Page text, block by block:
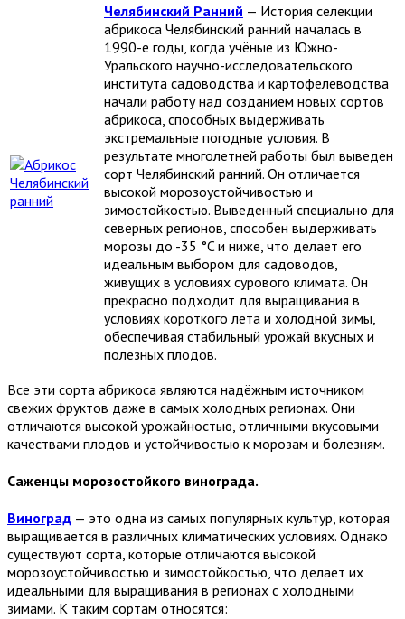
Челябинский Ранний — История селекции
абрикоса Челябинский ранний началась в
1990-е годы, когда учёные из Южно-
Уральского научно-исследовательского
института садоводства и картофелеводства
начали работу над созданием новых сортов
абрикоса, способных выдерживать
экстремальные погодные условия. В
результате многолетней работы был выведен
сорт Челябинский ранний. Он отличается
высокой морозоустойчивостью и
зимостойкостью. Выведенный специально для
северных регионов, способен выдерживать
морозы до -35 °C и ниже, что делает его
идеальным выбором для садоводов,
живущих в условиях сурового климата. Он
прекрасно подходит для выращивания в
условиях короткого лета и холодной зимы,
обеспечивая стабильный урожай вкусных и
полезных плодов.
Все эти сорта абрикоса являются надёжным источником
свежих фруктов даже в самых холодных регионах. Они
отличаются высокой урожайностью, отличными вкусовыми
качествами плодов и устойчивостью к морозам и болезням.
Саженцы морозостойкого винограда.
Виноград — это одна из самых популярных культур, которая
выращивается в различных климатических условиях. Однако
существуют сорта, которые отличаются высокой
морозоустойчивостью и зимостойкостью, что делает их
идеальными для выращивания в регионах с холодными
зимами. К таким сортам относятся: